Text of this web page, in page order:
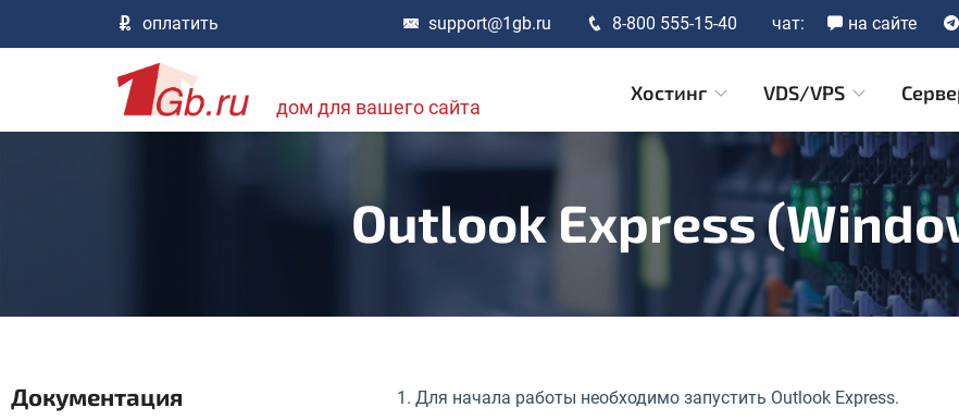
оплатить support@1gb.ru 8-800 555-15-40 чат: на сайте
дом для вашего сайта
Хостинг VDS/VPS
Outlook Express
Документация 1. Для начала работы необходимо запустить Outlook Express.